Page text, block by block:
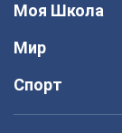
Моя Школа
Мир
Спорт